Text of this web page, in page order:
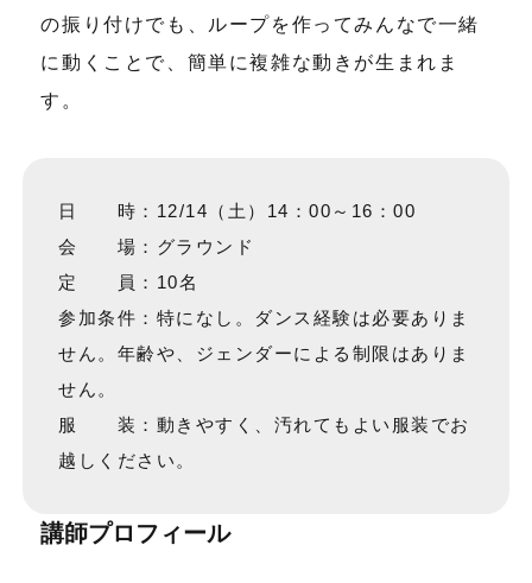
の振り付けでも、ループを作ってみんなで一緒
に動くことで、簡単に複雑な動きが生まれま
す。
日 時：12/14（土）14：00～16：00
会 場：グラウンド
定 員：10名
参加条件：特になし。ダンス経験は必要ありま
せん。年齢や、ジェンダーによる制限はありま
せん。
服 装：動きやすく、汚れてもよい服装でお
越しください。
講師プロフィール